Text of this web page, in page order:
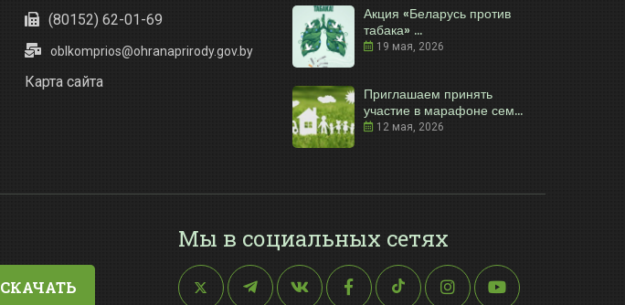
(80152) 62-01-69
oblkomprios@ohranaprirody.gov.by
Карта сайта
Акция «Беларусь против
табака» ...
19 мая, 2026
Приглашаем принять
участие в марафоне сем...
12 мая, 2026
СКАЧАТЬ
Мы в социальных сетях